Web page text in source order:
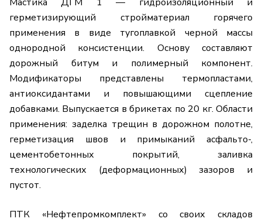
Мастика ДГМ 1 — гидроизоляционный и
герметизирующий стройматериал горячего
применения в виде тугоплавкой черной массы
однородной консистенции. Основу составляют
дорожный битум и полимерный компонент.
Модификаторы представлены термопластами,
антиоксидантами и повышающими сцепление
добавками. Выпускается в брикетах по 20 кг. Области
применения: заделка трещин в дорожном полотне,
герметизация швов и примыканий асфальто-,
цементобетонных покрытий, заливка
технологических (деформационных) зазоров и
пустот.
ПТК «Нефтепромкомплект» со своих складов